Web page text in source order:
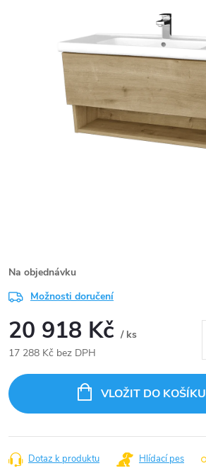
Na objednávku
Možnosti doručení
20 918 Kč / ks
17 288 Kč bez DPH
cena:
VLOŽIT DO KOŠÍKU
Dotaz k produktu Hlídací pes